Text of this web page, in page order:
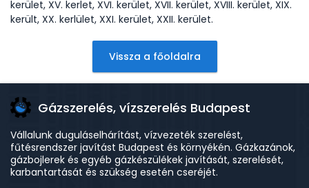
kerület, XV. kerlet, XVI. kerület, XVII. kerület, XVIII. kerület, XIX.
került, XX. kerlület, XXI. kerület, XXII. kerület.
Vissza a főoldalra
Gázszerelés, vízszerelés Budapest
Vállalunk duguláselhárítást, vízvezeték szerelést,
fűtésrendszer javítást Budapest és környékén. Gázkazánok,
gázbojlerek és egyéb gázkészülékek javítását, szerelését,
karbantartását és szükség esetén cseréjét.